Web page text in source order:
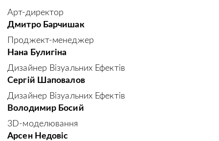
Арт-директор
Дмитро Барчишак
Проджект-менеджер
Нана Булигіна
Дизайнер Візуальних Ефектів
Сергій Шаповалов
Дизайнер Візуальних Ефектів
Володимир Босий
3D-моделювання
Арсен Недовіс